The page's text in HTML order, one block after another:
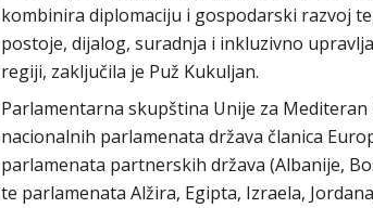
kombinira diplomaciju i gospodarski razvoj
postoje, dijalog, suradnja i inkluzivno
regiji, zaključila je Puž Kukuljan.
Parlamentarna skupština Unije za
nacionalnih parlamenata država članica
parlamenata partnerskih država (Albanije,
te parlamenata Alžira, Egipta, Izraela,